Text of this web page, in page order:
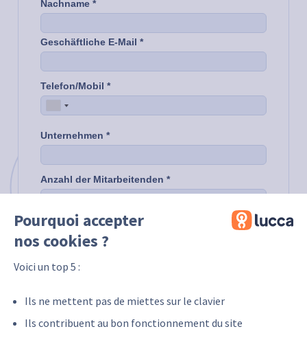
Pourquoi accepter
nos cookies ?
Voici un top 5 :
Ils ne mettent pas de miettes sur le clavier
Ils contribuent au bon fonctionnement du site